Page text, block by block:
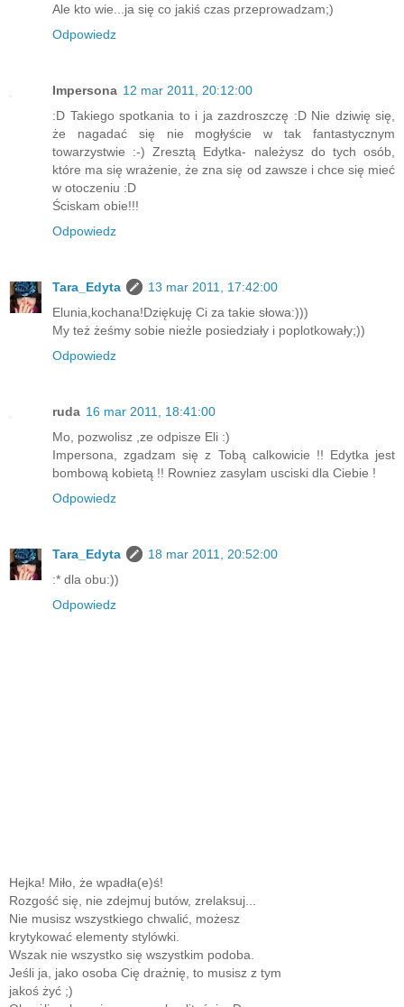
Ale kto wie...ja się co jakiś czas przeprowadzam;)
Odpowiedz
Impersona 12 mar 2011, 20:12:00
:D Takiego spotkania to i ja zazdroszczę :D Nie dziwię się,
że nagadać się nie mogłyście w tak fantastycznym
towarzystwie :-) Zresztą Edytka- należysz do tych osób,
które ma się wrażenie, że zna się od zawsze i chce się mieć
w otoczeniu :D
Ściskam obie!!!
Odpowiedz
Tara_Edyta
13 mar 2011, 17:42:00
Elunia,kochana!Dziękuję Ci za takie słowa:)))
My też żeśmy sobie nieżle posiedziały i poplotkowały;))
Odpowiedz
ruda 16 mar 2011, 18:41:00
Mo, pozwolisz ,ze odpisze Eli :)
Impersona, zgadzam się z Tobą calkowicie !! Edytka jest
bombową kobietą !! Rowniez zasylam usciski dla Ciebie !
Odpowiedz
Tara_Edyta
18 mar 2011, 20:52:00
:* dla obu:))
Odpowiedz
Hejka! Miło, że wpadła(e)ś!
Rozgość się, nie zdejmuj butów, zrelaksuj...
Nie musisz wszystkiego chwalić, możesz
krytykować elementy stylówki.
Wszak nie wszystko się wszystkim podoba.
Jeśli ja, jako osoba Cię drażnię, to musisz z tym
jakoś żyć ;)